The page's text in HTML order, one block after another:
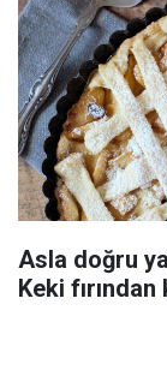
Asla doğru
Keki